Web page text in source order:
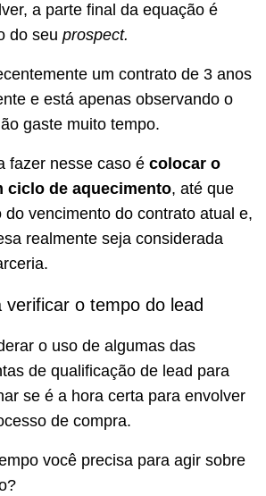
a parte final da equação é
do seu prospect.
um contrato de 3 anos
e está apenas observando o
gaste muito tempo.
fazer nesse caso é colocar o
ciclo de aquecimento, até que
do vencimento do contrato atual e,
realmente seja considerada
verificar o tempo do lead
o uso de algumas das
de qualificação de lead para
se é a hora certa para envolver
de compra.
você precisa para agir sobre